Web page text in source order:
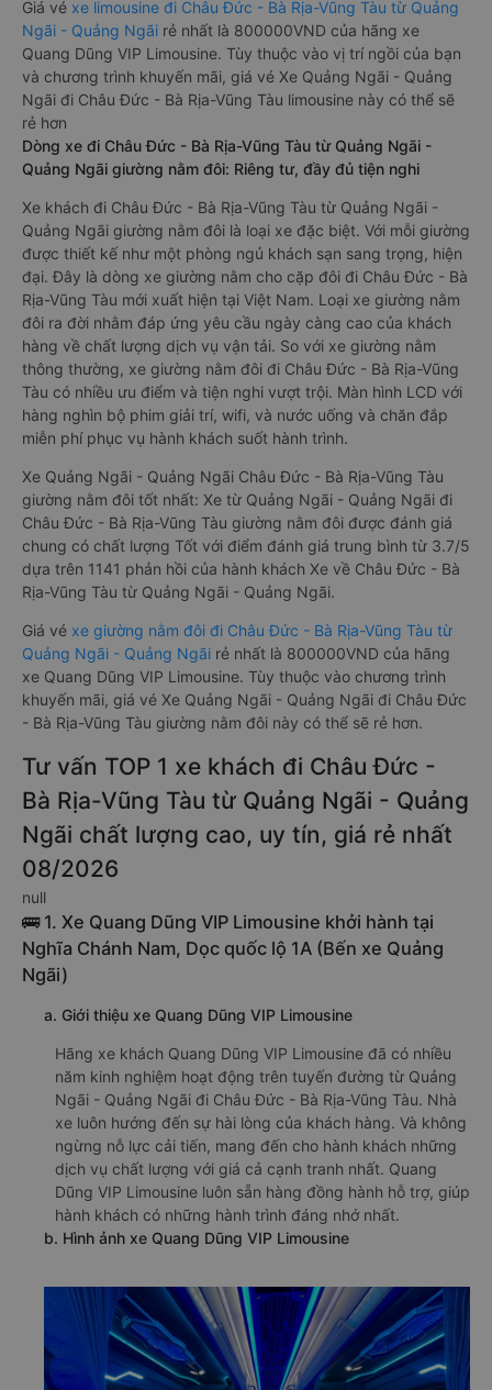
Giá vé xe limousine đi Châu Đức - Bà Rịa-Vũng Tàu từ Quảng
Ngãi - Quảng Ngãi rẻ nhất là 800000VND của hãng xe
Quang Dũng VIP Limousine. Tùy thuộc vào vị trí ngồi của bạn
và chương trình khuyến mãi, giá vé Xe Quảng Ngãi - Quảng
Ngãi đi Châu Đức - Bà Rịa-Vũng Tàu limousine này có thể sẽ
rẻ hơn
Dòng xe đi Châu Đức - Bà Rịa-Vũng Tàu từ Quảng Ngãi -
Quảng Ngãi giường nằm đôi: Riêng tư, đầy đủ tiện nghi
Xe khách đi Châu Đức - Bà Rịa-Vũng Tàu từ Quảng Ngãi -
Quảng Ngãi giường nằm đôi là loại xe đặc biệt. Với mỗi giường
được thiết kế như một phòng ngủ khách sạn sang trọng, hiện
đại. Đây là dòng xe giường nằm cho cặp đôi đi Châu Đức - Bà
Rịa-Vũng Tàu mới xuất hiện tại Việt Nam. Loại xe giường nằm
đôi ra đời nhằm đáp ứng yêu cầu ngày càng cao của khách
hàng về chất lượng dịch vụ vận tải. So với xe giường nằm
thông thường, xe giường nằm đôi đi Châu Đức - Bà Rịa-Vũng
Tàu có nhiều ưu điểm và tiện nghi vượt trội. Màn hình LCD với
hàng nghìn bộ phim giải trí, wifi, và nước uống và chăn đắp
miễn phí phục vụ hành khách suốt hành trình.
Xe Quảng Ngãi - Quảng Ngãi Châu Đức - Bà Rịa-Vũng Tàu
giường nằm đôi tốt nhất: Xe từ Quảng Ngãi - Quảng Ngãi đi
Châu Đức - Bà Rịa-Vũng Tàu giường nằm đôi được đánh giá
chung có chất lượng Tốt với điểm đánh giá trung bình từ 3.7/5
dựa trên 1141 phản hồi của hành khách Xe về Châu Đức - Bà
Rịa-Vũng Tàu từ Quảng Ngãi - Quảng Ngãi.
Giá vé xe giường nằm đôi đi Châu Đức - Bà Rịa-Vũng Tàu từ
Quảng Ngãi - Quảng Ngãi rẻ nhất là 800000VND của hãng
xe Quang Dũng VIP Limousine. Tùy thuộc vào chương trình
khuyến mãi, giá vé Xe Quảng Ngãi - Quảng Ngãi đi Châu Đức
- Bà Rịa-Vũng Tàu giường nằm đôi này có thể sẽ rẻ hơn.
Tư vấn TOP 1 xe khách đi Châu Đức -
Bà Rịa-Vũng Tàu từ Quảng Ngãi - Quảng
Ngãi chất lượng cao, uy tín, giá rẻ nhất
08/2026
null
🚌 1. Xe Quang Dũng VIP Limousine khởi hành tại
Nghĩa Chánh Nam, Dọc quốc lộ 1A (Bến xe Quảng
Ngãi)
a. Giới thiệu xe Quang Dũng VIP Limousine
Hãng xe khách Quang Dũng VIP Limousine đã có nhiều
năm kinh nghiệm hoạt động trên tuyến đường từ Quảng
Ngãi - Quảng Ngãi đi Châu Đức - Bà Rịa-Vũng Tàu. Nhà
xe luôn hướng đến sự hài lòng của khách hàng. Và không
ngừng nỗ lực cải tiến, mang đến cho hành khách những
dịch vụ chất lượng với giá cả cạnh tranh nhất. Quang
Dũng VIP Limousine luôn sẵn hàng đồng hành hỗ trợ, giúp
hành khách có những hành trình đáng nhớ nhất.
b. Hình ảnh xe Quang Dũng VIP Limousine